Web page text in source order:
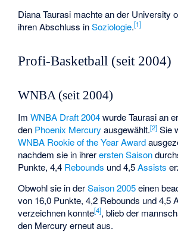
Diana Taurasi machte an der University
ihren Abschluss inSoziologie.[1]
Profi-Basketball (seit 2004)
WNBA (seit 2004)
ImWNBA Draft 2004wurde Taurasi an
den Phoenix Mercury ausgewählt.[2] Sie
WNBA Rookie of the Year Award
nachdem sie in ihrerersten Saison
Punkte, 4,4 Rebounds und 4,5Assists
Obwohl sie in derSaison 2005einen
von 16,0 Punkte, 4,2 Rebounds und 4,5
verzeichnen konnte[4], blieb der
den Mercury erneut aus.